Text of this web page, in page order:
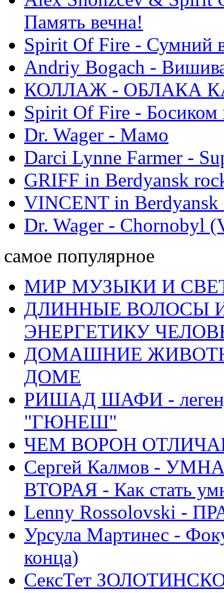
Память вечна!
Spirit Of Fire - Сумний
Andriy Bogach -
КОЛЛАЖ - ОБЛАКА
Spirit Of Fire - Босиком
Dr. Wager - Мамо
Darci Lynne Farmer -
GRIFF in Berdyansk
VINCENT in
Dr. Wager - Chornobyl
самое популярное
МИР МУЗЫКИ И
ДЛИННЫЕ ВОЛОСЫ
ЭНЕРГЕТИКУ
ДОМАШНИЕ
ДОМЕ
РИШАД ШАФИ -
"ГЮНЕШ"
ЧЕМ ВОРОН
Сергей Калмов -
ВТОРАЯ - Как стать
Lenny Rossolovski -
Урсула Мартинес -
конца)
СексТет